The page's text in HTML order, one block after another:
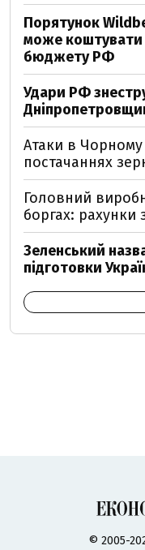
Порятунок
може коштувати
бюджету РФ
Удари РФ
Атаки в Чорному
постачаннях
Головний
боргах: рахунки
Зеленський
підготовки
© 2005-